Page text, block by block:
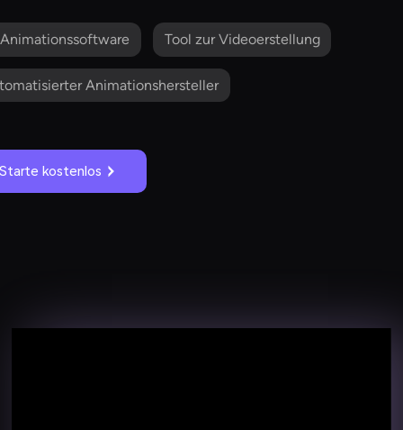
Tool zur Videoerstellung
Animationshersteller
kostenlos